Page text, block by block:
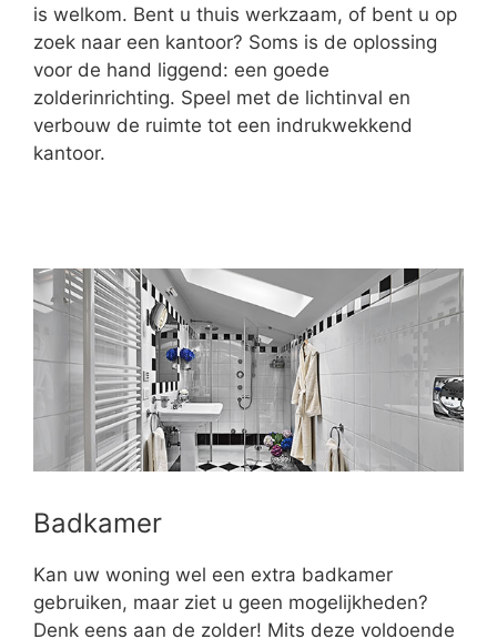
is welkom. Bent u thuis werkzaam, of bent u op
zoek naar een kantoor? Soms is de oplossing
voor de hand liggend: een goede
zolderinrichting. Speel met de lichtinval en
verbouw de ruimte tot een indrukwekkend
kantoor.
Badkamer
Kan uw woning wel een extra badkamer
gebruiken, maar ziet u geen mogelijkheden?
Denk eens aan de zolder! Mits deze voldoende